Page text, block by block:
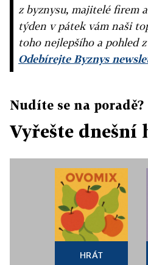
z byznysu, majitelé firem
týden v pátek vám naši
toho nejlepšího a pohled
Odebírejte Byznys
Nudíte se na poradě?
Vyřešte dnešní
HRÁT